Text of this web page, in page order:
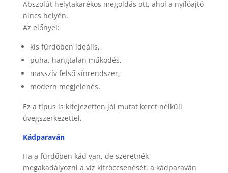
Abszolút helytakarékos megoldás ott, ahol a nyílóajtó
nincs helyén.
Az előnyei:
kis fürdőben ideális,
puha, hangtalan működés,
masszív felső sínrendszer,
modern megjelenés.
Ez a típus is kifejezetten jól mutat keret nélküli
üvegszerkezettel.
Kádparaván
Ha a fürdőben kád van, de szeretnék
megakadályozni a víz kifröccsenését, a kádparaván